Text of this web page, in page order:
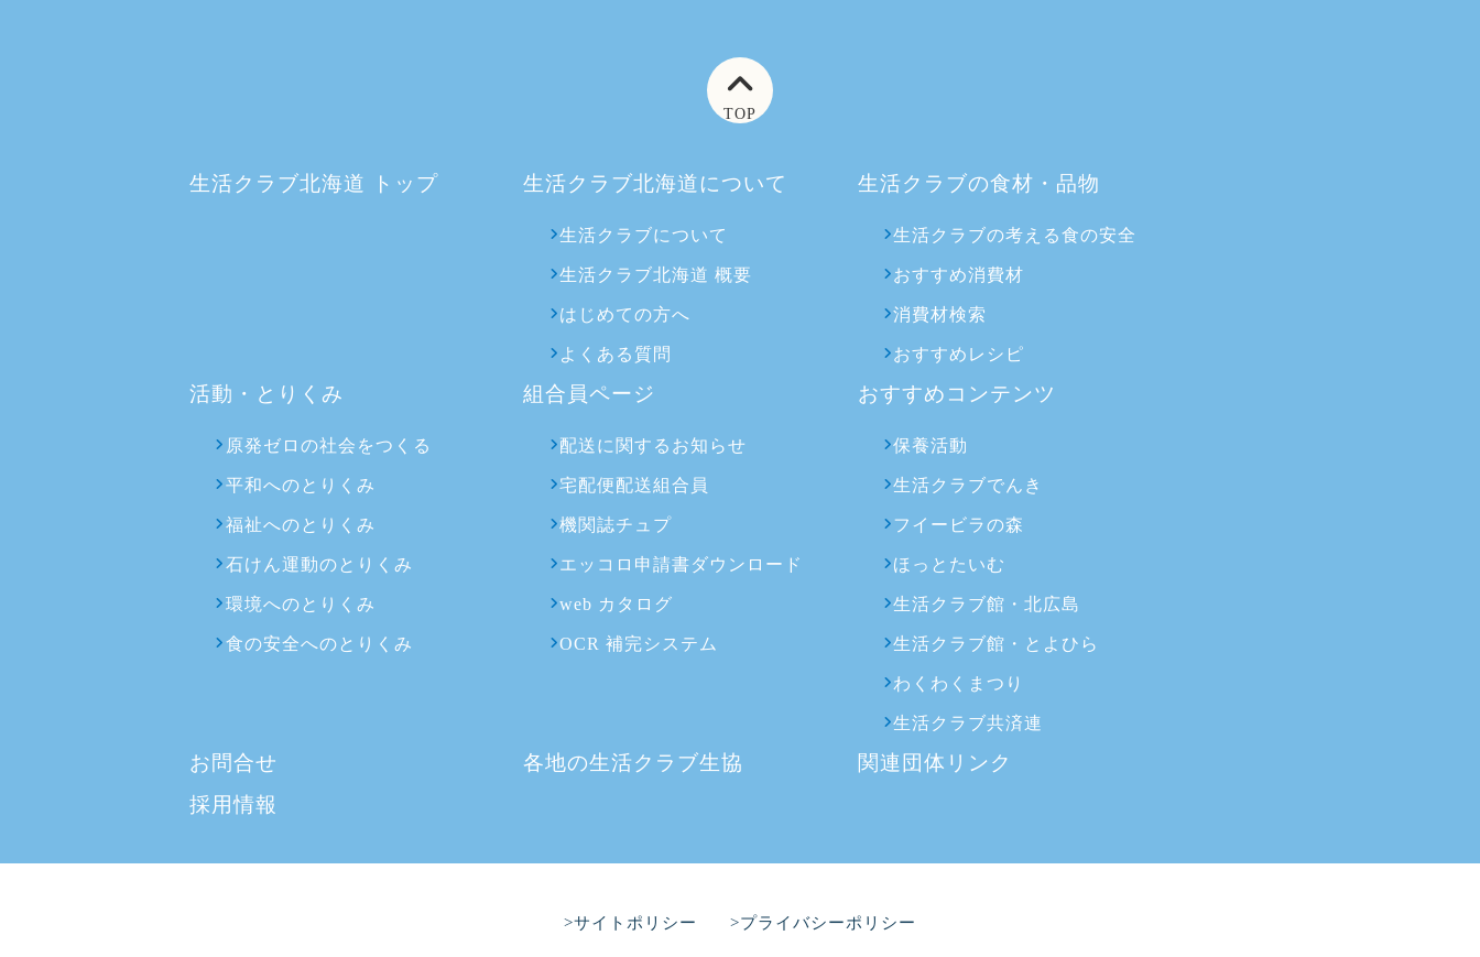
TOP
生活クラブ北海道 トップ 生活クラブ北海道について
生活クラブについて
生活クラブ北海道 概要
はじめての方へ
よくある質問
生活クラブの食材・品物
生活クラブの考える食の安全
おすすめ消費材
消費材検索
おすすめレシピ
活動・とりくみ
原発ゼロの社会をつくる
平和へのとりくみ
福祉へのとりくみ
石けん運動のとりくみ
環境へのとりくみ
食の安全へのとりくみ
組合員ページ
配送に関するお知らせ
宅配便配送組合員
機関誌チュプ
エッコロ申請書ダウンロード
web カタログ
OCR 補完システム
おすすめコンテンツ
保養活動
生活クラブでんき
フイービラの森
ほっとたいむ
生活クラブ館・北広島
生活クラブ館・とよひら
わくわくまつり
生活クラブ共済連
お問合せ 各地の生活クラブ生協
関連団体リンク
採用情報
>サイトポリシー >プライバシーポリシー